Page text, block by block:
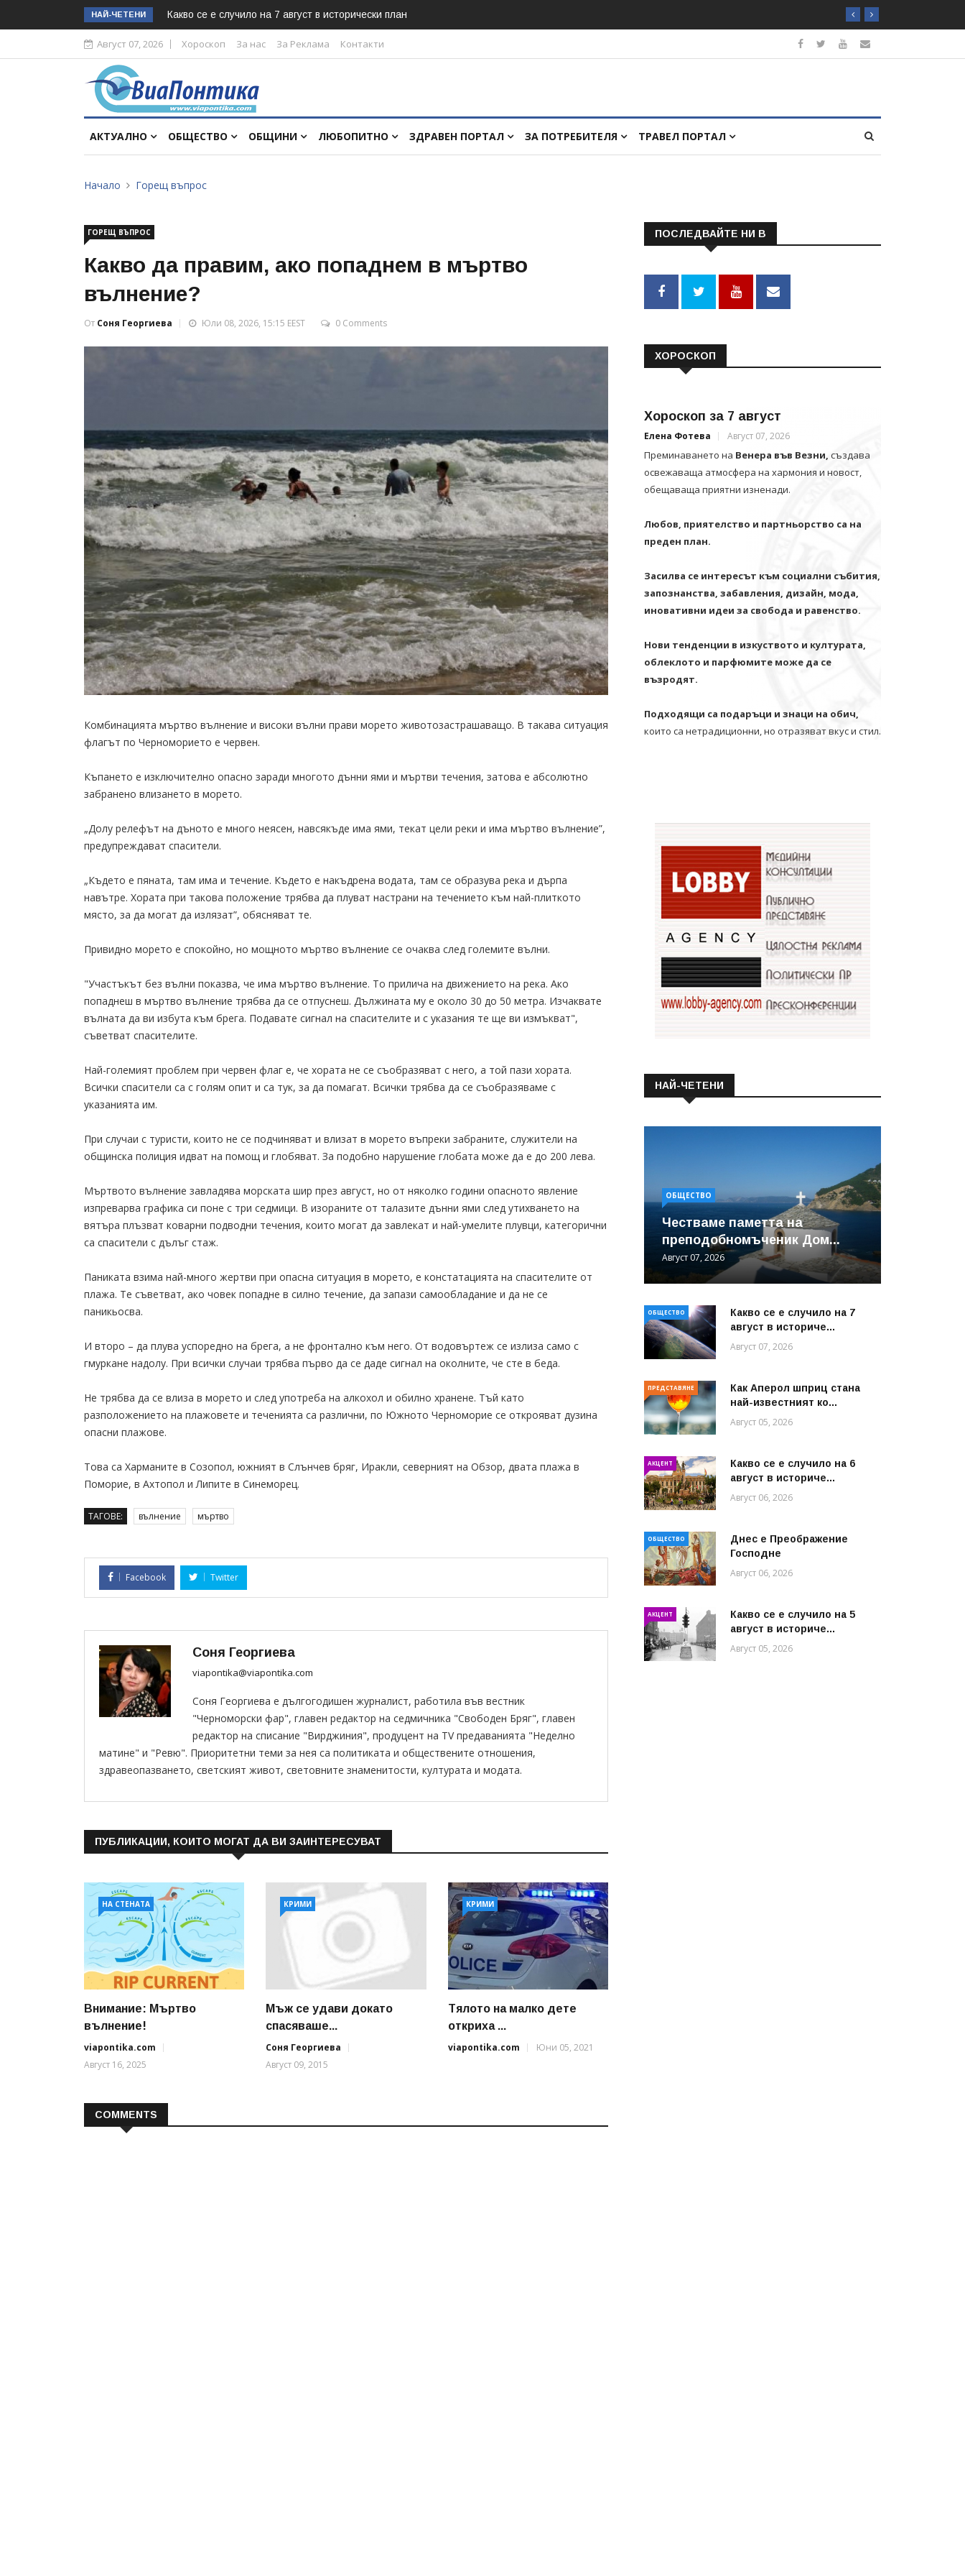
НАЙ-ЧЕТЕНИ Какво се е случило на 7 август в исторически план
Август 07, 2026 Хороскоп За нас За Реклама Контакти
АКТУАЛНО ОБЩЕСТВО ОБЩИНИ ЛЮБОПИТНО ЗДРАВЕН ПОРТАЛ ЗА ПОТРЕБИТЕЛЯ ТРАВЕЛ ПОРТАЛ
Начало Горещ въпрос
ГОРЕЩ ВЪПРОС
Какво да правим, ако попаднем в мъртво
вълнение?
От Соня Георгиева Юли 08, 2026, 15:15 EEST 0 Comments
Комбинацията мъртво вълнение и високи вълни прави морето животозастрашаващо. В такава ситуация
флагът по Черноморието е червен.
Къпането е изключително опасно заради многото дънни ями и мъртви течения, затова е абсолютно
забранено влизането в морето.
„Долу релефът на дъното е много неясен, навсякъде има ями, текат цели реки и има мъртво вълнение”,
предупреждават спасители.
„Където е пяната, там има и течение. Където е накъдрена водата, там се образува река и дърпа
навътре. Хората при такова положение трябва да плуват настрани на течението към най-плиткото
място, за да могат да излязат”, обясняват те.
Привидно морето е спокойно, но мощното мъртво вълнение се очаква след големите вълни.
"Участъкът без вълни показва, че има мъртво вълнение. То прилича на движението на река. Ако
попаднеш в мъртво вълнение трябва да се отпуснеш. Дължината му е около 30 до 50 метра. Изчаквате
вълната да ви избута към брега. Подавате сигнал на спасителите и с указания те ще ви измъкват",
съветват спасителите.
Най-големият проблем при червен флаг е, че хората не се съобразяват с него, а той пази хората.
Всички спасители са с голям опит и са тук, за да помагат. Всички трябва да се съобразяваме с
указанията им.
При случаи с туристи, които не се подчиняват и влизат в морето въпреки забраните, служители на
общинска полиция идват на помощ и глобяват. За подобно нарушение глобата може да е до 200 лева.
Мъртвото вълнение завладява морската шир през август, но от няколко години опасното явление
изпреварва графика си поне с три седмици. В изораните от талазите дънни ями след утихването на
вятъра плъзват коварни подводни течения, които могат да завлекат и най-умелите плувци, категорични
са спасители с дълъг стаж.
Паниката взима най-много жертви при опасна ситуация в морето, е констатацията на спасителите от
плажа. Те съветват, ако човек попадне в силно течение, да запази самообладание и да не се
паникьосва.
И второ – да плува успоредно на брега, а не фронтално към него. От водовъртеж се излиза само с
гмуркане надолу. При всички случаи трябва първо да се даде сигнал на околните, че сте в беда.
Не трябва да се влиза в морето и след употреба на алкохол и обилно хранене. Тъй като
разположението на плажовете и теченията са различни, по Южното Черноморие се открояват дузина
опасни плажове.
Това са Харманите в Созопол, южният в Слънчев бряг, Иракли, северният на Обзор, двата плажа в
Поморие, в Ахтопол и Липите в Синеморец.
ТАГОВЕ: вълнение мъртво
Facebook Twitter
Соня Георгиева
viapontika@viapontika.com
Соня Георгиева е дългогодишен журналист, работила във вестник
"Черноморски фар", главен редактор на седмичника "Свободен Бряг", главен
редактор на списание "Вирджиния", продуцент на TV предаванията "Неделно
матине" и "Ревю". Приоритетни теми за нея са политиката и обществените отношения,
здравеопазването, светският живот, световните знаменитости, културата и модата.
ПУБЛИКАЦИИ, КОИТО МОГАТ ДА ВИ ЗАИНТЕРЕСУВАТ
НА СТЕНАТА
Внимание: Мъртво
вълнение!
viapontika.com
Август 16, 2025
КРИМИ
Мъж се удави докато
спасяваше...
Соня Георгиева
Август 09, 2015
КРИМИ
Тялото на малко дете
откриха ...
viapontika.com
Юни 05, 2021
COMMENTS
ПОСЛЕДВАЙТЕ НИ В
ХОРОСКОП
Хороскоп за 7 август
Елена Фотева Август 07, 2026
Преминаването на Венера във Везни, създава
освежаваща атмосфера на хармония и новост,
обещаваща приятни изненади.
Любов, приятелство и партньорство са на
преден план.
Засилва се интересът към социални събития,
запознанства, забавления, дизайн, мода,
иновативни идеи за свобода и равенство.
Нови тенденции в изкуството и културата,
облеклото и парфюмите може да се
възродят.
Подходящи са подаръци и знаци на обич,
които са нетрадиционни, но отразяват вкус и стил.
НАЙ-ЧЕТЕНИ
ОБЩЕСТВО
Честваме паметта на
преподобномъченик Дом...
Август 07, 2026
ОБЩЕСТВО
Какво се е случило на 7
август в историче...
Август 07, 2026
ПРЕДСТАВЯНЕ
Как Аперол шприц стана
най-известният ко...
Август 05, 2026
АКЦЕНТ
Какво се е случило на 6
август в историче...
Август 06, 2026
ОБЩЕСТВО
Днес е Преображение
Господне
Август 06, 2026
АКЦЕНТ
Какво се е случило на 5
август в историче...
Август 05, 2026